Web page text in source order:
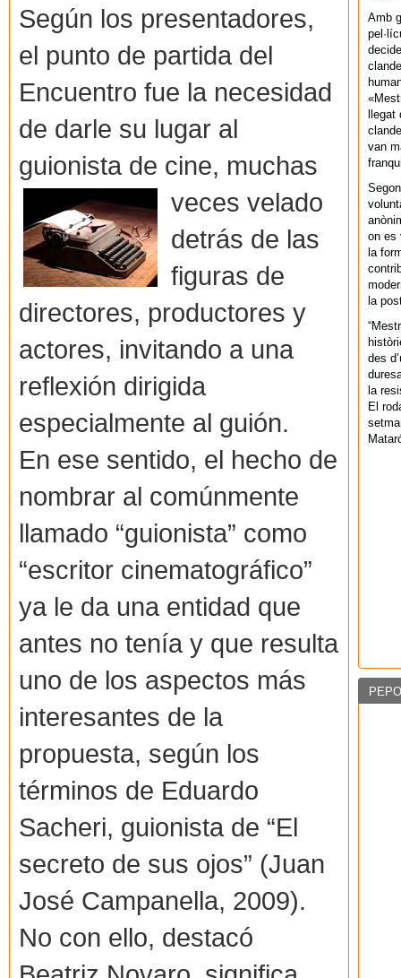
Según los presentadores,
el punto de partida del
Encuentro fue la necesidad
de darle su lugar al
guionista de cine, muchas
veces velado
detrás de las
figuras de
directores, productores y
actores, invitando a una
reflexión dirigida
especialmente al guión.
En ese sentido, el hecho de
nombrar al comúnmente
llamado “guionista” como
“escritor cinematográfico”
ya le da una entidad que
antes no tenía y que resulta
uno de los aspectos más
interesantes de la
propuesta, según los
términos de Eduardo
Sacheri, guionista de “El
secreto de sus ojos” (Juan
José Campanella, 2009).
No con ello, destacó
Amb
van
on es
la
la
des
la
El